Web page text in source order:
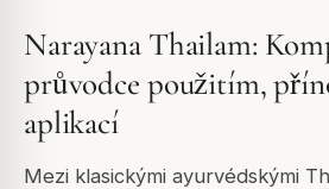
Narayana Thailam:
průvodce použitím,
aplikací
Mezi klasickými ayurvédskými